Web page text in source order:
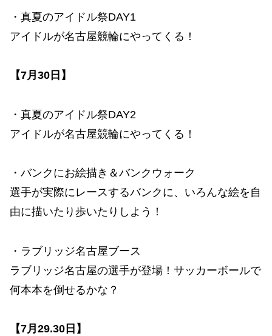
・真夏のアイドル祭DAY1
アイドルが名古屋競輪にやってくる！
【7月30日】
・真夏のアイドル祭DAY2
アイドルが名古屋競輪にやってくる！
・バンクにお絵描き＆バンクウォーク
選手が実際にレースするバンクに、いろんな絵を自
由に描いたり歩いたりしよう！
・ラブリッジ名古屋ブース
ラブリッジ名古屋の選手が登場！サッカーボールで
何本本を倒せるかな？
【7月29.30日】